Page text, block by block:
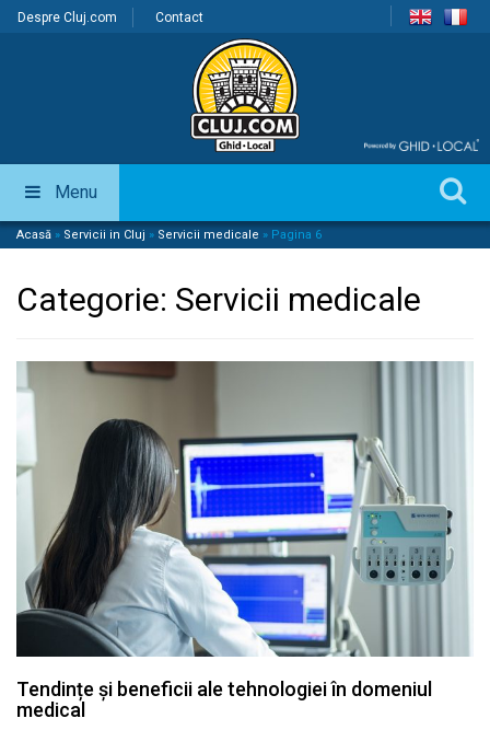
Despre Cluj.com Contact
Menu
Acasă » Servicii in Cluj » Servicii medicale » Pagina 6
Categorie: Servicii medicale
Tendințe și beneficii ale tehnologiei în domeniul
medical